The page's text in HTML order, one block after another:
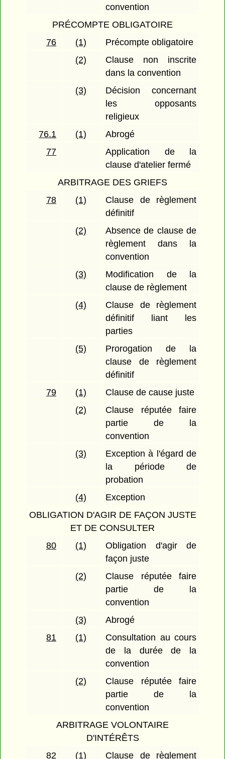
convention
PRÉCOMPTE OBLIGATOIRE
76
(1)
Précompte obligatoire
(2)
Clause non inscrite
dans la convention
(3)
Décision concernant
les opposants
religieux
76.1
(1)
Abrogé
77
Application de la
clause d'atelier fermé
ARBITRAGE DES GRIEFS
78
(1)
Clause de règlement
définitif
(2)
Absence de clause de
règlement dans la
convention
(3)
Modification de la
clause de règlement
(4)
Clause de règlement
définitif liant les
parties
(5)
Prorogation de la
clause de règlement
définitif
79
(1)
Clause de cause juste
(2)
Clause réputée faire
partie de la
convention
(3)
Exception à l'égard de
la période de
probation
(4)
Exception
OBLIGATION D'AGIR DE FAÇON JUSTE
ET DE CONSULTER
80
(1)
Obligation d'agir de
façon juste
(2)
Clause réputée faire
partie de la
convention
(3)
Abrogé
81
(1)
Consultation au cours
de la durée de la
convention
(2)
Clause réputée faire
partie de la
convention
ARBITRAGE VOLONTAIRE
D'INTÉRÊTS
82
(1) Clause de règlement